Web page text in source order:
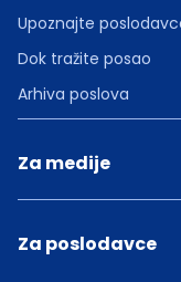
Upoznajte
Dok tražite posao
Arhiva poslova
Za medije
Za poslodavce